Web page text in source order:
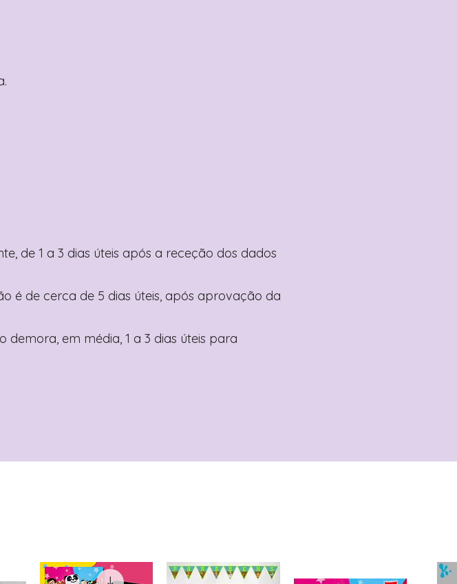
de 1 a 3 dias úteis após a receção dos dados
é de cerca de 5 dias úteis, após aprovação da
em média, 1 a 3 dias úteis para